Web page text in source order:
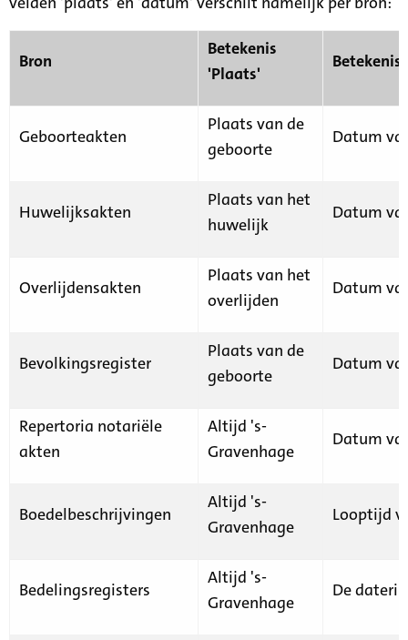
Bron
Betekenis
'Plaats'
Geboorteakten
Plaats van de
geboorte
Datum
Huwelijksakten
Plaats van het
huwelijk
Datum
Overlijdensakten
Plaats van het
overlijden
Datum
Bevolkingsregister
Plaats van de
geboorte
Datum
Repertoria notariële
akten
Altijd 's-
Gravenhage
Datum
Boedelbeschrijvingen
Altijd 's-
Gravenhage
Looptijd
Bedelingsregisters
Altijd 's-
Gravenhage
De